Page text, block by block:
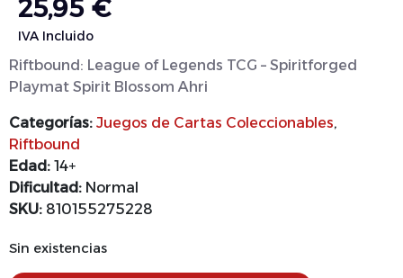
25,95 €
IVA Incluido
Riftbound: League of Legends TCG – Spiritforged
Playmat Spirit Blossom Ahri
Categorías: Juegos de Cartas Coleccionables,
Riftbound
Edad: 14+
Dificultad: Normal
SKU: 810155275228
Sin existencias